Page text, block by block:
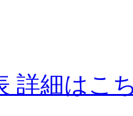
詳細はこ